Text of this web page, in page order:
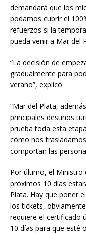
demandará que los
podamos cubrir el
refuerzos si la
pueda venir a Mar del
“La decisión de
gradualmente para
verano”, explicó.
“Mar del Plata,
principales destinos
prueba toda esta
cómo nos
comportan las
Por último, el Ministro
próximos 10 días
Plata. Hay que poner
los tickets,
requiere el certificado
10 días para que esté